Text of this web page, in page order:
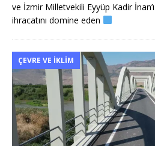
ve İzmir Milletvekili Eyyüp Kadir
ihracatını domine eden
ÇEVRE VE İKLIM